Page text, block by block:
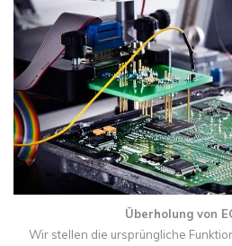
Überholung von
Wir stellen die ursprüngliche